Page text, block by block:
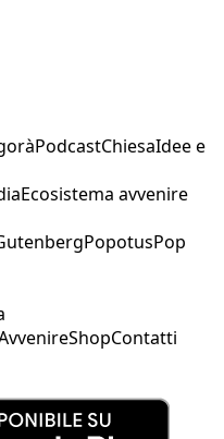
PodcastChiesaIdee e
Ecosistema avvenire
PopotusPop
ShopContatti